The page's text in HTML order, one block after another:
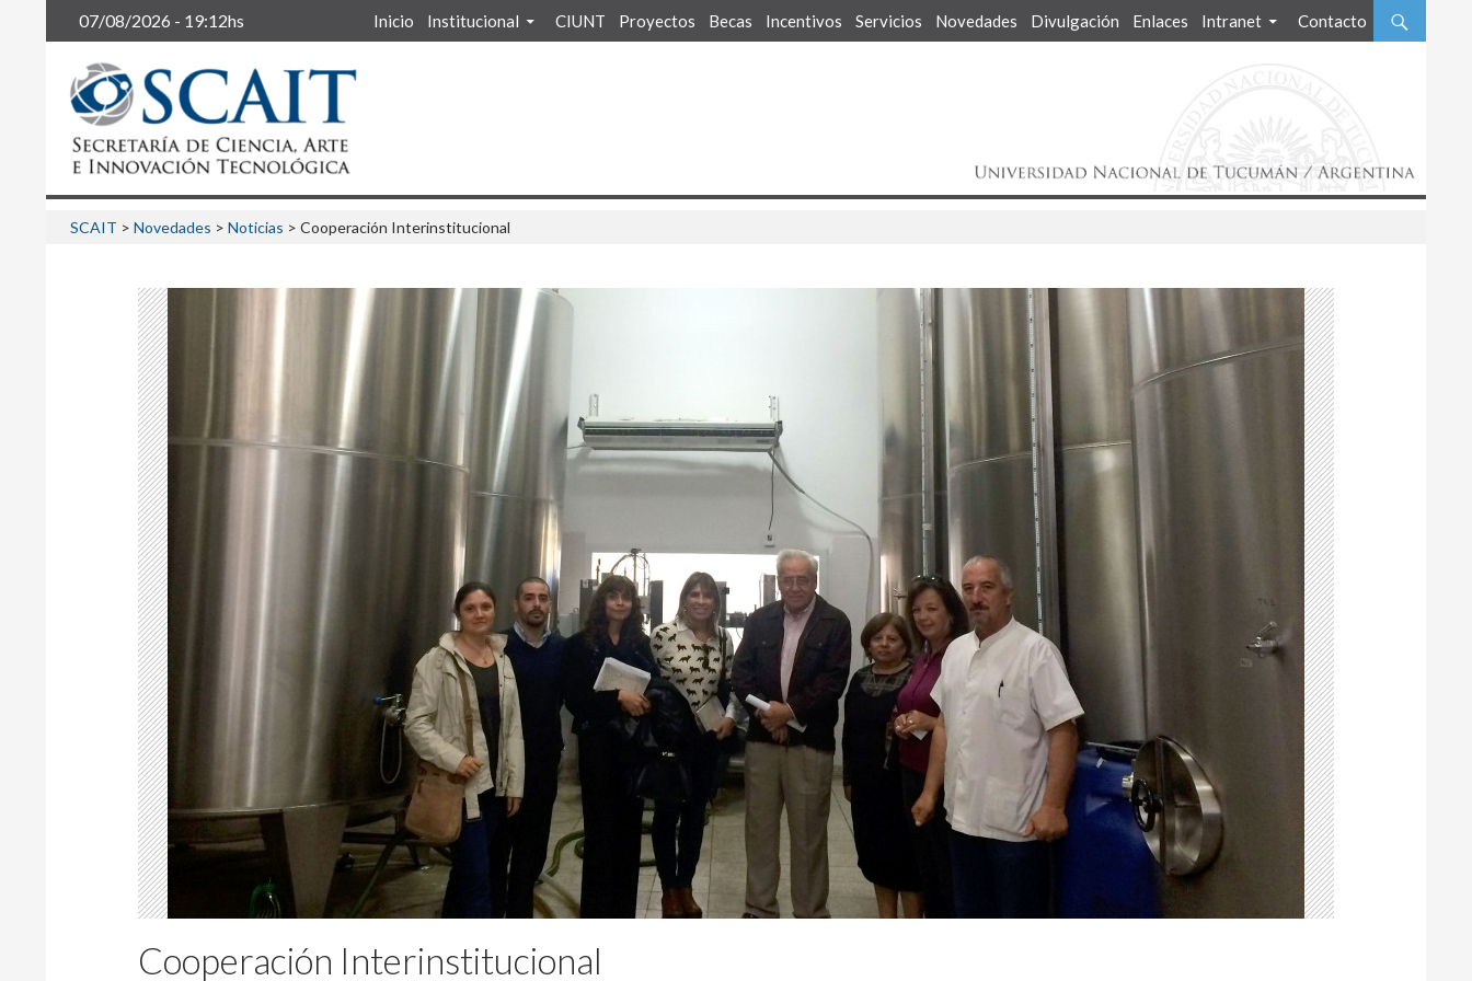
07/08/2026 - 19:12hs
Buscar Inicio Institucional CIUNT Proyectos Becas Incentivos Servicios Novedades Divulgación Enlaces Intranet Contacto
SCAIT > Novedades > Noticias > Cooperación Interinstitucional
Cooperación Interinstitucional